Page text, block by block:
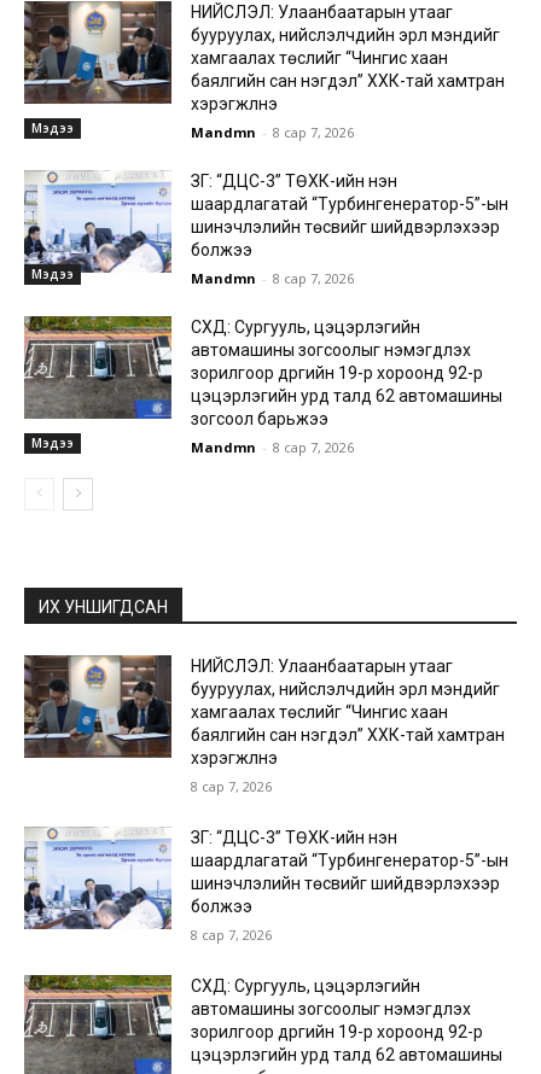
Мэдээ
НИЙСЛЭЛ: Улаанбаатарын утааг
бууруулах, нийслэлчүүдийн эрүүл мэндийг
хамгаалах төслийг “Чингис хаан
баялгийн сан нэгдэл” ХХК-тай хамтран
хэрэгжүүлнэ
Mandmn - 8 сар 7, 2026
Мэдээ
ЗГ: “ДЦС-3” ТӨХК-ийн нэн
шаардлагатай “Турбингенератор-5”-ын
шинэчлэлийн төсвийг шийдвэрлэхээр
болжээ
Mandmn - 8 сар 7, 2026
Мэдээ
СХД: Сургууль, цэцэрлэгийн
автомашины зогсоолыг нэмэгдүүлэх
зорилгоор дүүргийн 19-р хороонд 92-р
цэцэрлэгийн урд талд 62 автомашины
зогсоол барьжээ
Mandmn - 8 сар 7, 2026
ИХ УНШИГДСАН
НИЙСЛЭЛ: Улаанбаатарын утааг
бууруулах, нийслэлчүүдийн эрүүл мэндийг
хамгаалах төслийг “Чингис хаан
баялгийн сан нэгдэл” ХХК-тай хамтран
хэрэгжүүлнэ
8 сар 7, 2026
ЗГ: “ДЦС-3” ТӨХК-ийн нэн
шаардлагатай “Турбингенератор-5”-ын
шинэчлэлийн төсвийг шийдвэрлэхээр
болжээ
8 сар 7, 2026
СХД: Сургууль, цэцэрлэгийн
автомашины зогсоолыг нэмэгдүүлэх
зорилгоор дүүргийн 19-р хороонд 92-р
цэцэрлэгийн урд талд 62 автомашины